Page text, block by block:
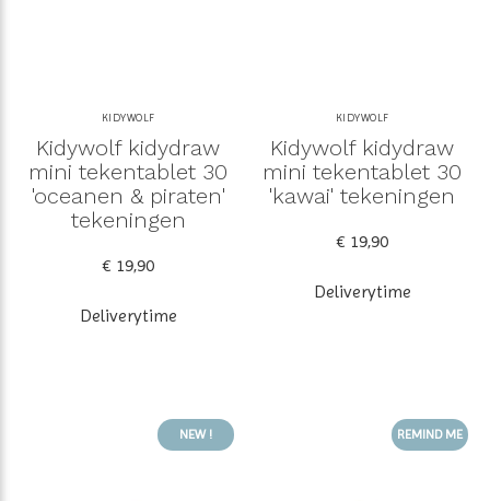
KIDYWOLF
Kidywolf kidydraw
mini tekentablet 30
'oceanen & piraten'
tekeningen
€ 19,90
Deliverytime
KIDYWOLF
Kidywolf kidydraw
mini tekentablet 30
'kawai' tekeningen
€ 19,90
Deliverytime
NEW ! REMIND ME